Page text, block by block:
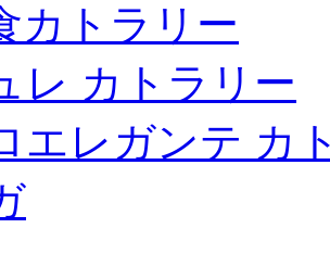
カトラリー
レ カトラリー
エレガンテ カ